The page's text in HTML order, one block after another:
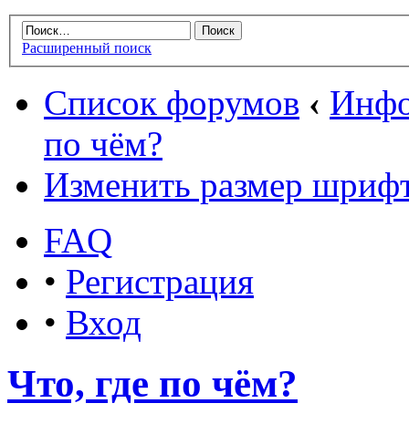
Расширенный поиск
Список форумов ‹
по чём?
Изменить размер
FAQ
• Регистрация
• Вход
Что, где по чём?